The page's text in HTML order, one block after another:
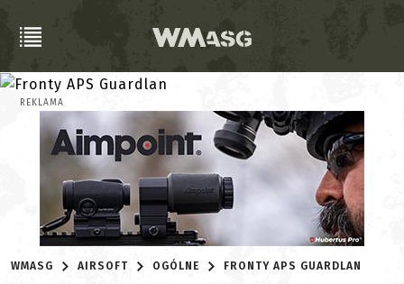
REKLAMA
WMASG AIRSOFT OGÓLNE FRONTY APS GUARDLAN